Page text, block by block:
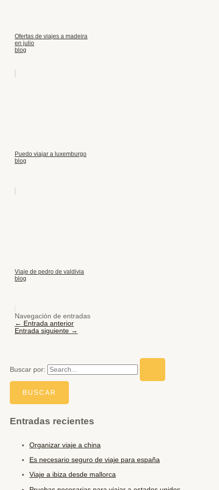
Ofertas de viajes a madeira
en julio
blog
Puedo viajar a luxemburgo
blog
Viaje de pedro de valdivia
blog
Navegación de entradas
← Entrada anterior
Entrada siguiente →
Buscar por:
Entradas recientes
Organizar viaje a china
Es necesario seguro de viaje para españa
Viaje a ibiza desde mallorca